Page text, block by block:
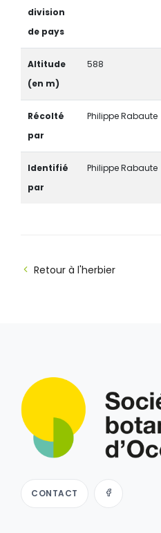
division
de pays
Altitude
(en m)
588
Récolté
par
Philippe Rabaute
Identifié
par
Philippe Rabaute
Retour à l'herbier
CONTACT